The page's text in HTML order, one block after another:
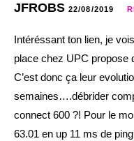
JFROBS 22/08/2019
Intéréssant ton lien, je
place chez UPC propose
C’est donc ça leur
semaines….débrider
connect 600 ?! Pour le
63.01 en up 11 ms de